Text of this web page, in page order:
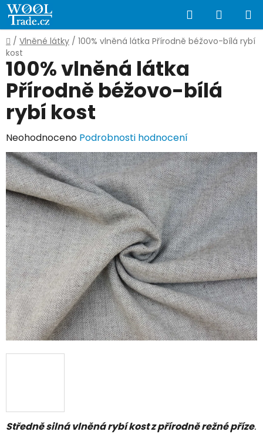
Přejít
na
obsah
Hledat
KOŠÍK
Domů
/ Vlněné látky / 100% vlněná látka Přírodně béžovo-bílá rybí
kost
Středně silná vlněná rybí kost z přírodně režné příze.
100% vlněná látka
Přírodně béžovo-bílá
rybí kost
Průměrné
hodnocení
produktu
je
0,0
z
5
hvězdiček.
Neohodnoceno Podrobnosti hodnocení